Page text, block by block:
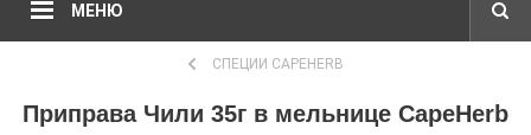
МЕНЮ
СПЕЦИИ CAPEHERB
Приправа Чили 35г в мельнице CapeHerb